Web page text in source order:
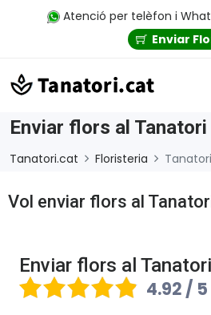
Atenció per telèfon i
Enviar
Enviar flors al
Tanatori.cat Floristeria
Vol enviar flors al
Enviar flors al
4.92 / 5